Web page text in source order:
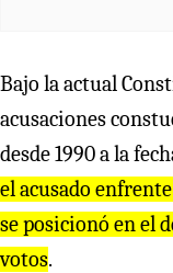
Bajo la actual
acusaciones
desde 1990 a la
el acusado
se posicionó en el
votos.